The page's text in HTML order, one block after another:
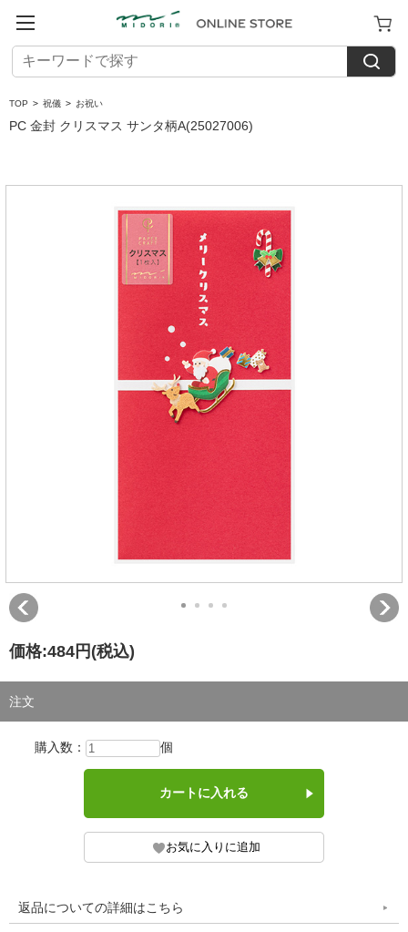
TOP > 祝儀 > お祝い
PC 金封 クリスマス サンタ柄A(25027006)
価格:484円 (税込)
注文
購入数： 個
返品についての詳細はこちら